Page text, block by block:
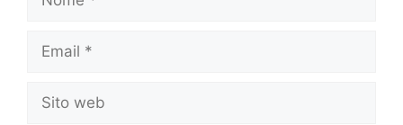
Email
Sito
web